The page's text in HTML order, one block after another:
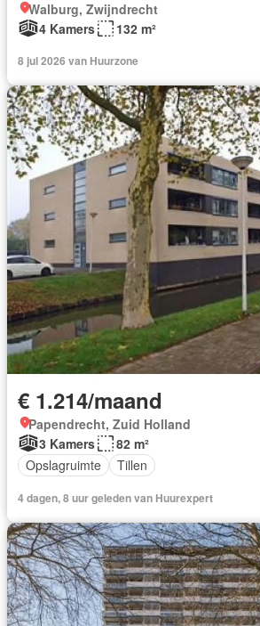
Walburg, Zwijndrecht
4 Kamers
132 m²
8 jul 2026 van Huurzone
€ 1.214/maand
Papendrecht, Zuid Holland
3 Kamers
82 m²
Opslagruimte
Tillen
4 dagen, 8 uur geleden van Huurexpert